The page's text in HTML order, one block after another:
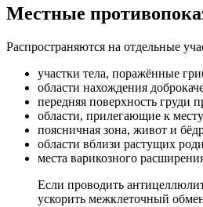
Местные
Распространяются на отдельные
участки тела, поражённые
области нахождения
передняя поверхность груди
области, прилегающие к
поясничная зона, живот и
области вблизи растущих
места варикозного
Если проводить
ускорить межклеточный